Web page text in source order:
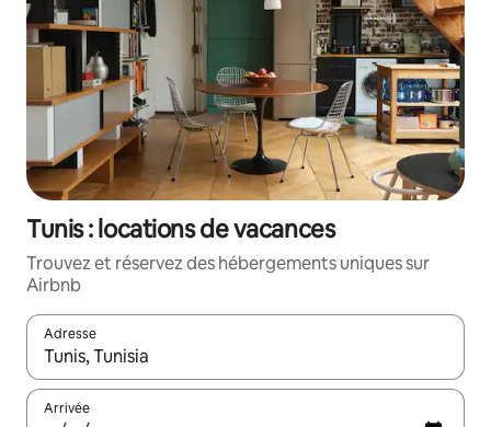
Tunis : locations de vacances
Trouvez et réservez des hébergements uniques sur
Airbnb
Adresse
Lorsque les résultats s'affichent, utilisez les flèches vers le
Arrivée